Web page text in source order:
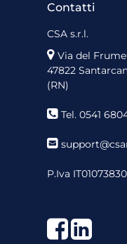
Contatti
CSA s.r.l.
Via del
47822
(RN)
Tel. 0541
P.Iva
Facebook
LinkedIn